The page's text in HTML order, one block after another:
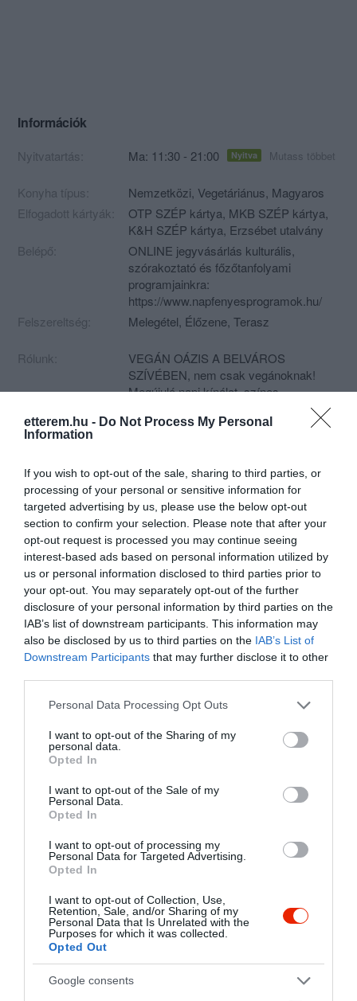
etterem.hu - Do Not Process My Personal
Information
If you wish to opt-out of the sale, sharing to third parties, or
processing of your personal or sensitive information for
targeted advertising by us, please use the below opt-out
section to confirm your selection. Please note that after your
opt-out request is processed you may continue seeing
interest-based ads based on personal information utilized by
us or personal information disclosed to third parties prior to
your opt-out. You may separately opt-out of the further
disclosure of your personal information by third parties on the
IAB’s list of downstream participants. This information may
also be disclosed by us to third parties on the IAB’s List of
Downstream Participants that may further disclose it to other
Please note that this website/app uses one or more Google
not limited to your visit or usage behaviour. You may click to
grant or deny consent to Google and its third-party tags to
use your data for below specified purposes in below Google
consent section.
Personal Data Processing Opt Outs
I want to opt-out of the Sharing of my
personal data.
Opted In
I want to opt-out of the Sale of my
Personal Data.
Opted In
I want to opt-out of processing my
Personal Data for Targeted Advertising.
Opted In
I want to opt-out of Collection, Use,
Retention, Sale, and/or Sharing of my
Personal Data that Is Unrelated with the
Purposes for which it was collected.
Opted Out
Google consents
Információk
Nyitvatartás: Ma: 11:30 - 21:00 Nyitva Mutass többet
Konyha típus: Nemzetközi, Vegetáriánus, Magyaros
Elfogadott kártyák:
OTP SZÉP kártya, MKB SZÉP kártya,
K&H SZÉP kártya, Erzsébet utalvány
Belépő:
ONLINE jegyvásárlás kulturális,
szórakoztató és főzőtanfolyami
programjainkra:
https://www.napfenyesprogramok.hu/
Felszereltség:
Melegétel, Élőzene, Terasz
Rólunk:
VEGÁN OÁZIS A BELVÁROS
SZÍVÉBEN, nem csak vegánoknak!
Megújuló napi kínálat, színes
Asztalfoglalás, jegyelővétel: +36 20 311
30 991 0595
Programok: +36 30 231 6128
A 15 fő feletti foglalásokat az
info@napfenyesetterem.hu e-mail
címen fogadjuk. Várjuk Önöket
szeretettel!
Kapcsolat
1053 Budapest, Ferenciek tere 2.
+36 20 311 0313
info@napfenyesetterem.hu
https://napfenyesetterem.hu/
fb.com/NapfenyesEtterem/
Probléma jelentése